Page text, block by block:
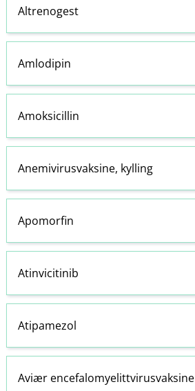
Altrenogest
Amlodipin
Amoksicillin
Anemivirusvaksine, kylling
Apomorfin
Atinvicitinib
Atipamezol
Aviær encefalomyelittvirusvaksine